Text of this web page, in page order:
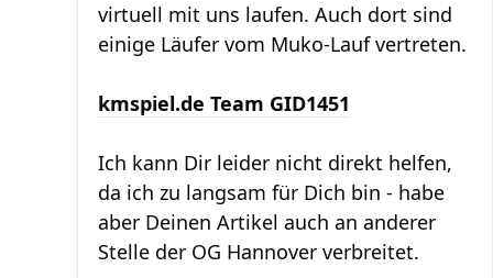
virtuell mit uns laufen. Auch dort sind
einige Läufer vom Muko-Lauf vertreten.
kmspiel.de Team GID1451
Ich kann Dir leider nicht direkt helfen,
da ich zu langsam für Dich bin - habe
aber Deinen Artikel auch an anderer
Stelle der OG Hannover verbreitet.